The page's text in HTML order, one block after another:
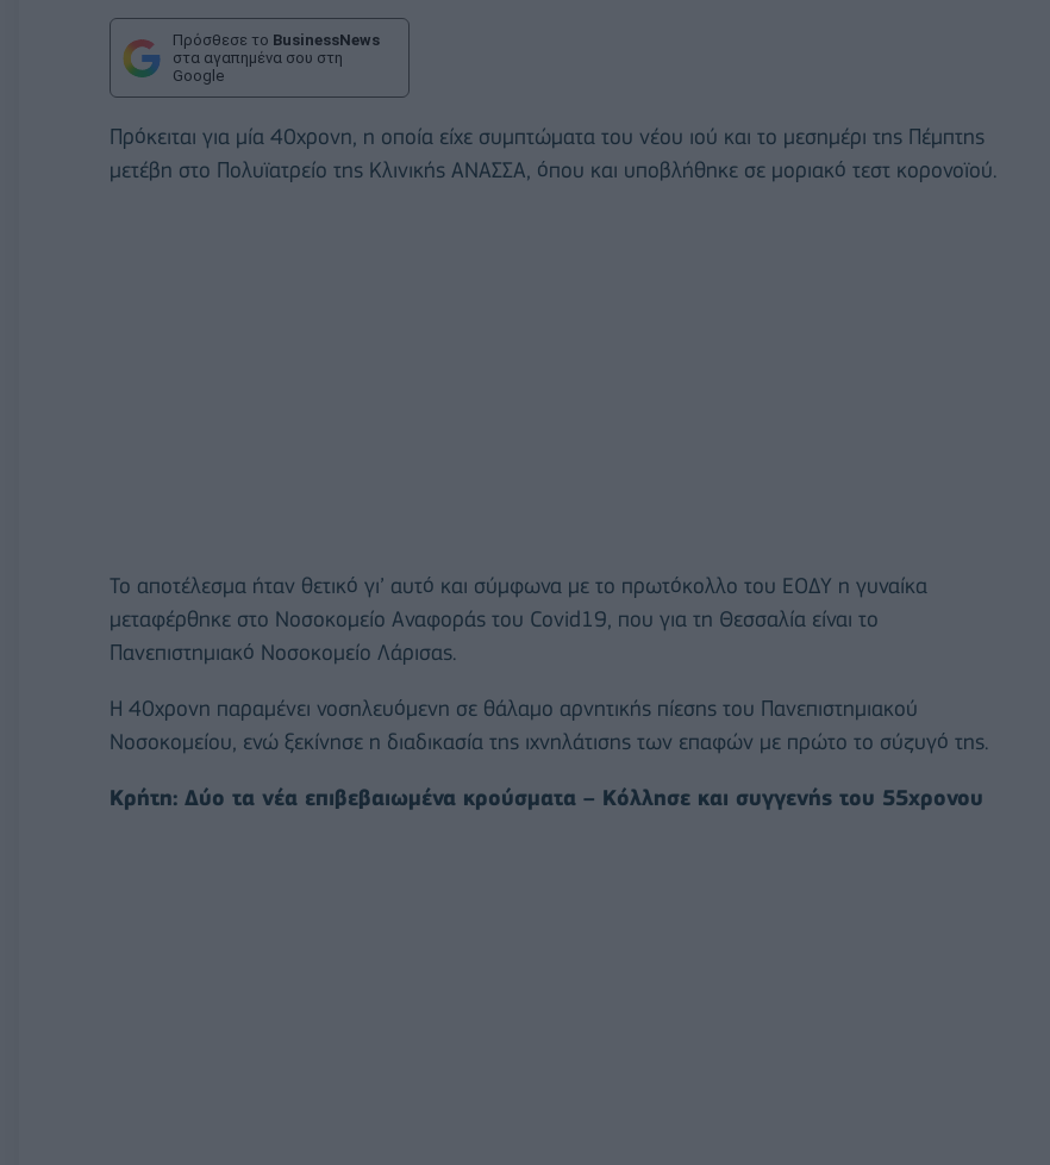
Πρόσθεσε το BusinessNews
στα αγαπημένα σου στη
Google
Πρόκειται για μία 40χρονη, η οποία είχε συμπτώματα του νέου ιού και το μεσημέρι της Πέμπτης
μετέβη στο Πολυϊατρείο της Κλινικής ΑΝΑΣΣΑ, όπου και υποβλήθηκε σε μοριακό τεστ κορονοϊού.
Το αποτέλεσμα ήταν θετικό γι’ αυτό και σύμφωνα με το πρωτόκολλο του ΕΟΔΥ η γυναίκα
μεταφέρθηκε στο Νοσοκομείο Αναφοράς του Covid19, που για τη Θεσσαλία είναι το
Πανεπιστημιακό Νοσοκομείο Λάρισας.
Η 40χρονη παραμένει νοσηλευόμενη σε θάλαμο αρνητικής πίεσης του Πανεπιστημιακού
Νοσοκομείου, ενώ ξεκίνησε η διαδικασία της ιχνηλάτισης των επαφών με πρώτο το σύζυγό της.
Κρήτη: Δύο τα νέα επιβεβαιωμένα κρούσματα – Κόλλησε και συγγενής του 55χρονου